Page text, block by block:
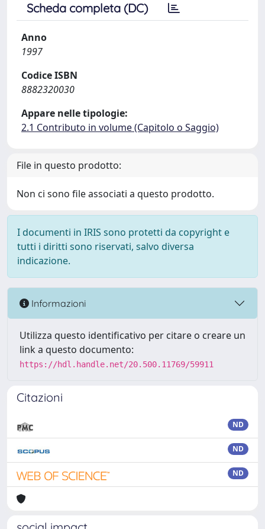
Scheda completa (DC)
Anno
1997
Codice ISBN
8882320030
Appare nelle tipologie:
2.1 Contributo in volume (Capitolo o Saggio)
File in questo prodotto:
Non ci sono file associati a questo prodotto.
I documenti in IRIS sono protetti da copyright e
tutti i diritti sono riservati, salvo diversa
indicazione.
Informazioni
Utilizza questo identificativo per citare o creare un
link a questo documento:
https://hdl.handle.net/20.500.11769/59911
Citazioni
ND
ND
ND